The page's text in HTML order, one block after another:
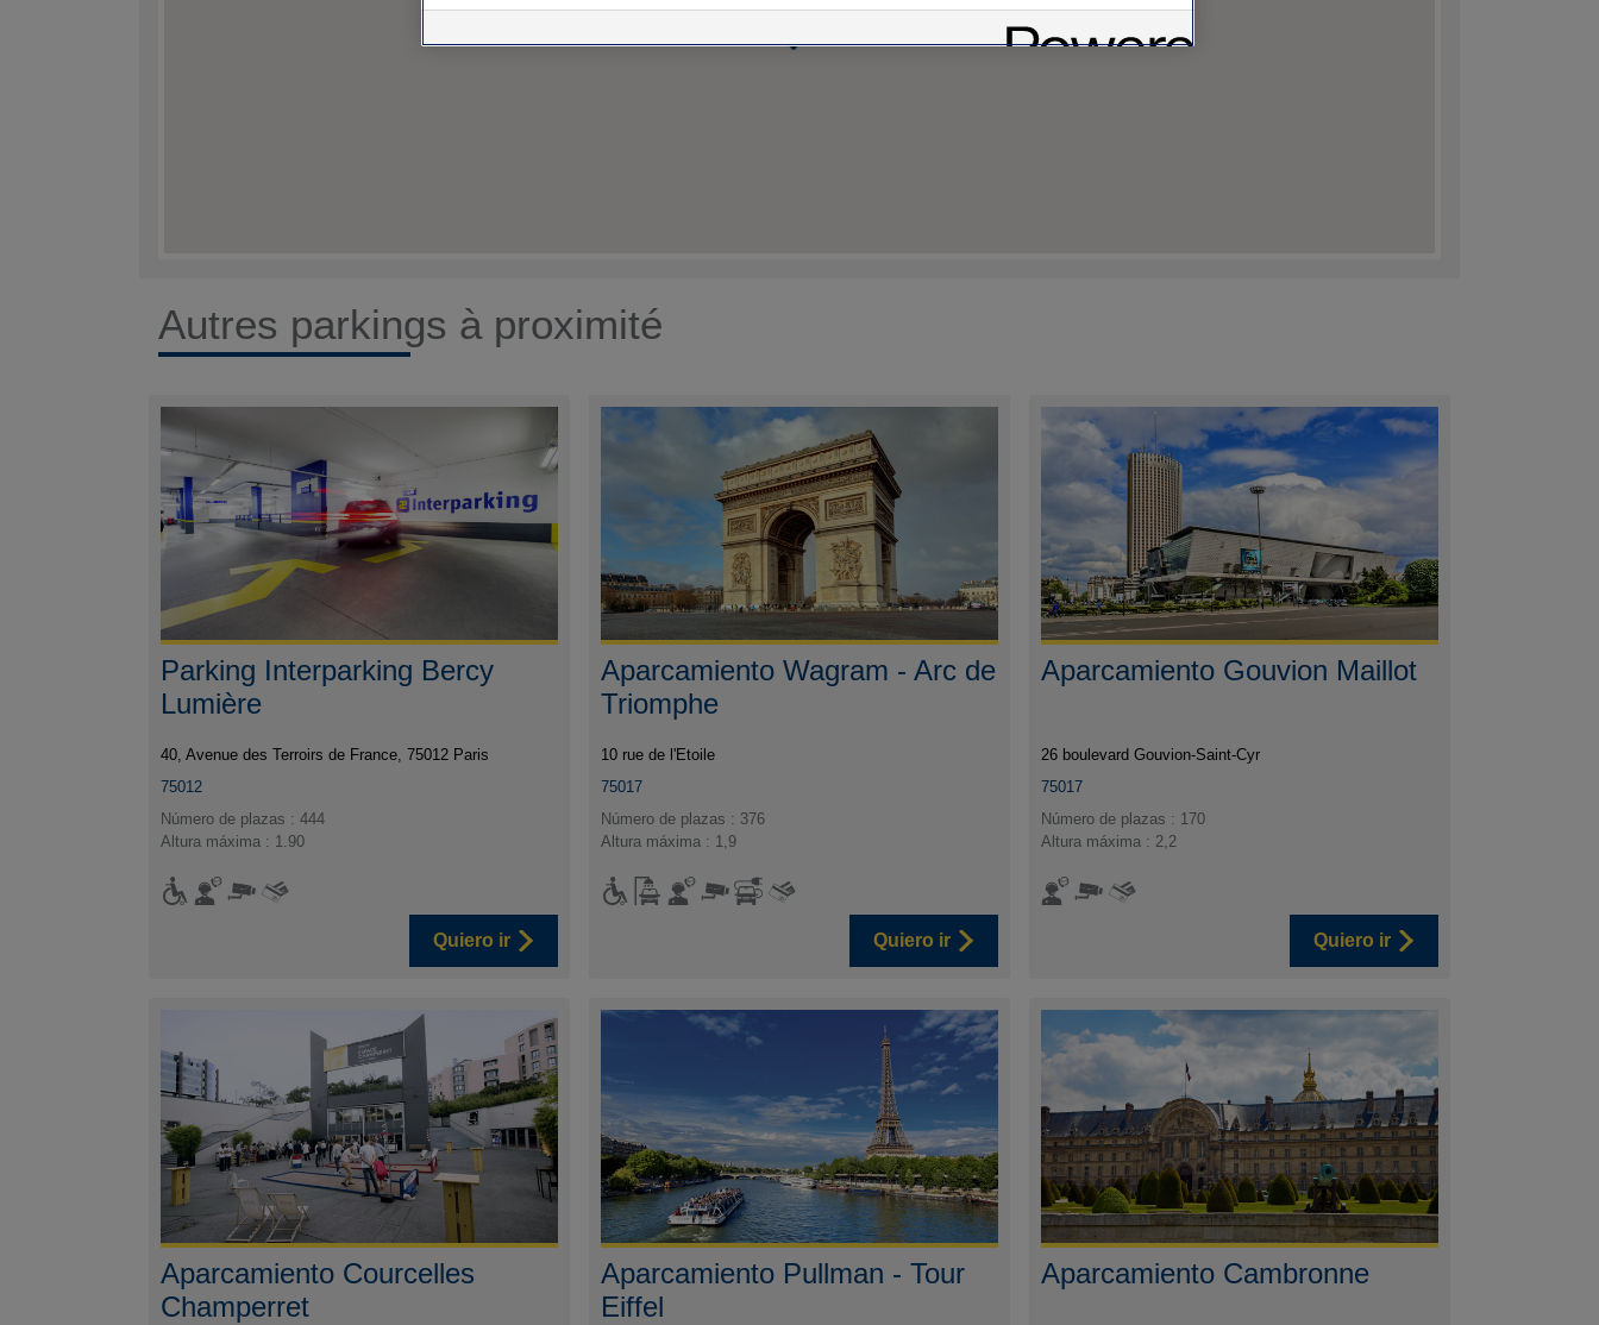
Autres parkings à proximité
Parking Interparking Bercy
Lumière
40, Avenue des Terroirs de France, 75012 Paris
75012
Número de plazas : 444
Altura máxima : 1.90
Quiero ir
Aparcamiento Wagram - Arc de
Triomphe
10 rue de l'Etoile
75017
Número de plazas : 376
Altura máxima : 1,9
Quiero ir
Aparcamiento Gouvion Maillot
26 boulevard Gouvion-Saint-Cyr
75017
Número de plazas : 170
Altura máxima : 2,2
Quiero ir
Aparcamiento Courcelles
Champerret
Aparcamiento Pullman - Tour
Eiffel
Aparcamiento Cambronne